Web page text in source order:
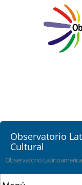
Observatorio
Cultural
Observatório